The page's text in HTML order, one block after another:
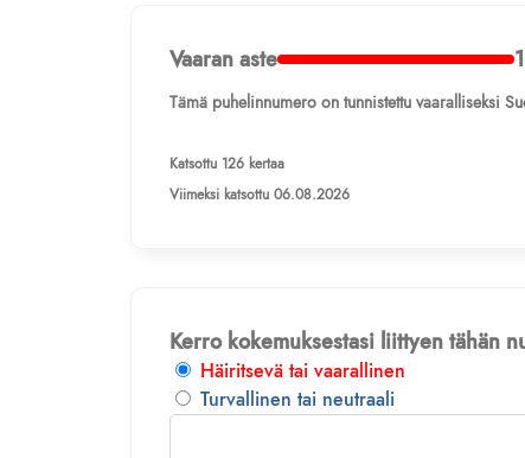
Vaaran aste
Tämä puhelinnumero on tunnistettu vaaralliseksi
Katsottu 126 kertaa
Viimeksi katsottu 06.08.2026
Kerro kokemuksestasi liittyen tähän
Häiritsevä tai vaarallinen
Turvallinen tai neutraali